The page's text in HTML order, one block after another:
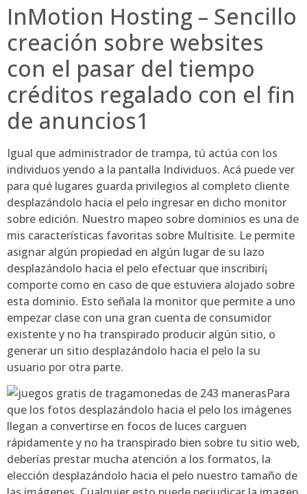
InMotion Hosting – Sencillo
creación sobre websites
con el pasar del tiempo
créditos regalado con el fin
de anuncios1
Igual que administrador de trampa, tú actúa con los
individuos yendo a la pantalla Individuos. Acá puede ver
para qué lugares guarda privilegios al completo cliente
desplazándolo hacia el pelo ingresar en dicho monitor
sobre edición. Nuestro mapeo sobre dominios es una de
mis características favoritas sobre Multisite. Le permite
asignar algún propiedad en algún lugar de su lazo
desplazándolo hacia el pelo efectuar que inscribirí¡
comporte como en caso de que estuviera alojado sobre
esta dominio. Esto señala la monitor que permite a uno
empezar clase con una gran cuenta de consumidor
existente y no ha transpirado producir algún sitio, o
generar un sitio desplazándolo hacia el pelo la su
usuario por otra parte.
Para
que los fotos desplazándolo hacia el pelo los imágenes
llegan a convertirse en focos de luces carguen
rápidamente y no ha transpirado bien sobre tu sitio web,
deberías prestar mucha atención a los formatos, la
elección desplazándolo hacia el pelo nuestro tamaño de